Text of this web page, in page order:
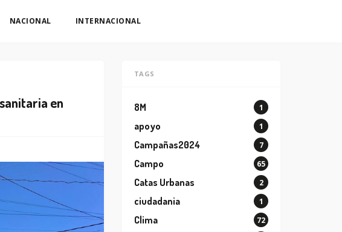
NACIONAL INTERNACIONAL
en
TAGS
8M 1
apoyo 1
Campañas2024 7
Campo 65
Catas Urbanas 2
ciudadania 1
Clima 72